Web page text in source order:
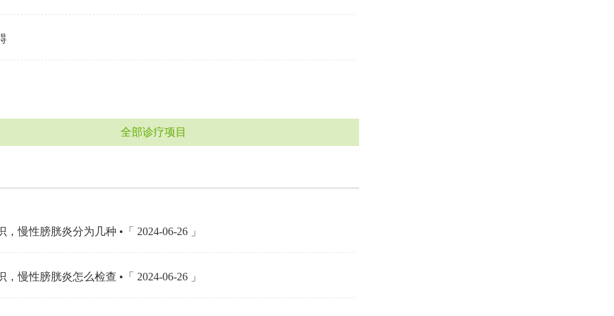
全部诊疗项目
，慢性膀胱炎分为几种 •「 2024-06-26 」
，慢性膀胱炎怎么检查 •「 2024-06-26 」